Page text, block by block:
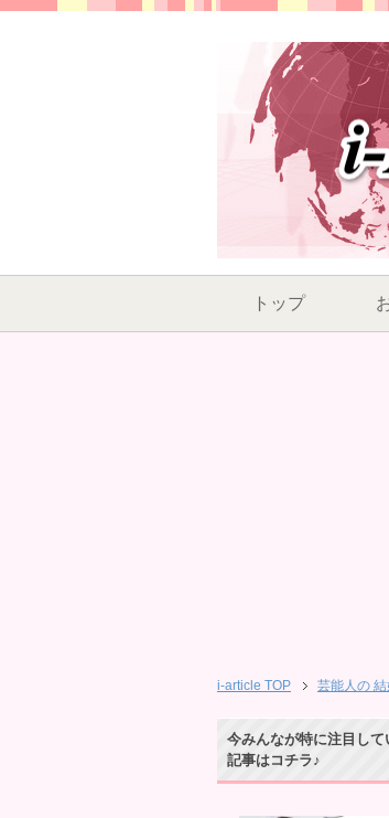
トップ
i-article TOP 芸能人の
今みんなが特に注目して
記事はコチラ♪